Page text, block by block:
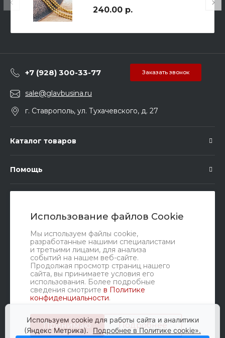
Использование файлов Cookie
Мы используем файлы cookie,
разработанные нашими специалистами
и третьими лицами, для анализа
событий на нашем веб-сайте.
Продолжая просмотр страниц нашего
сайта, вы принимаете условия его
использования. Более подробные
сведения смотрите в Политике
конфиденциальности.
Принимаю Подробнее
240.00 р.
+7 (928) 300-33-77 Заказать звонок
sale@glavbusina.ru
г. Ставрополь, ул. Тухачевского, д. 27
Каталог товаров
Помощь
Мы в соц. сетях
Используем cookie для работы сайта и аналитики
(Яндекс Метрика). Подробнее в Политике cookie».